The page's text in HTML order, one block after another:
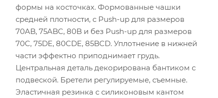
формы на косточках. Формованные чашки
средней плотности, с Push-up для размеров
70AB, 75ABC, 80B и без Push-up для размеров
70C, 75DE, 80CDE, 85BCD. Уплотнение в нижней
части эффектно приподнимает грудь.
Центральная деталь декорирована бантиком с
подвеской. Бретели регулируемые, съемные.
Эластичная резинка с силиконовым кантом